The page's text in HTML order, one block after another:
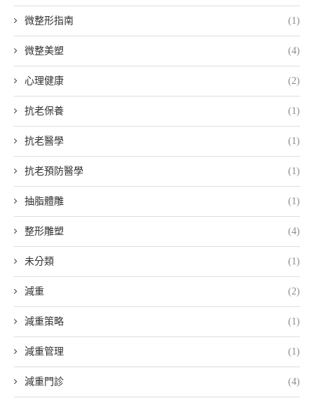
微整形指南 (1)
微整美塑 (4)
心理健康 (2)
抗老保養 (1)
抗老醫學 (1)
抗老預防醫學 (1)
抽脂體雕 (1)
整形雕塑 (4)
未分類 (1)
減重 (2)
減重策略 (1)
減重管理 (1)
減重門診 (4)